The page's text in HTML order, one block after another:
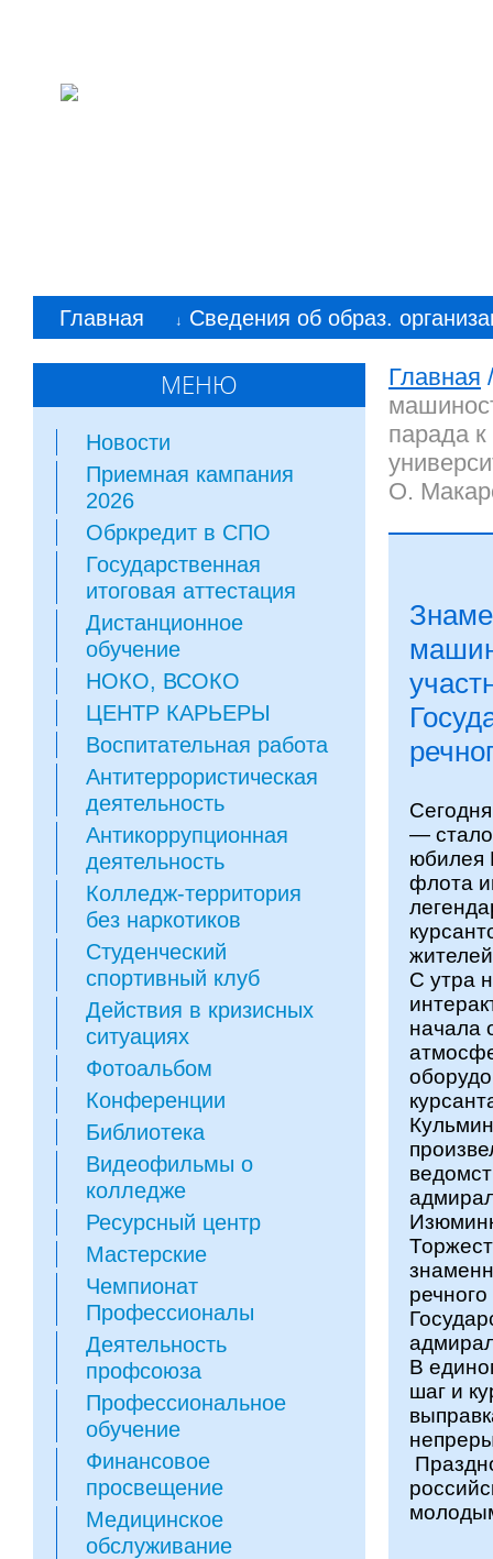
Главная ↓ Сведения об образ.
МЕНЮ
Новости
Приемная кампания
2026
Обркредит в СПО
Государственная
итоговая аттестация
Дистанционное
обучение
НОКО, ВСОКО
ЦЕНТР КАРЬЕРЫ
Воспитательная работа
Антитеррористическая
деятельность
Антикоррупционная
деятельность
Колледж-территория
без наркотиков
Студенческий
спортивный клуб
Действия в кризисных
ситуациях
Фотоальбом
Конференции
Библиотека
Видеофильмы о
колледже
Ресурсный центр
Мастерские
Чемпионат
Профессионалы
Деятельность
профсоюза
Профессиональное
обучение
Финансовое
просвещение
Медицинское
обслуживание
Главная /
парада
О.
— стало
юбилея
флота
С утра
начала
В
шаг и